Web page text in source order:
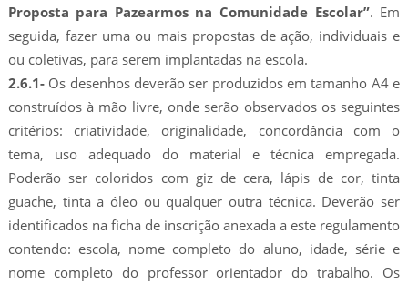
Proposta para Pazearmos na Comunidade Escolar”. Em
seguida, fazer uma ou mais propostas de ação, individuais e
ou coletivas, para serem implantadas na escola.
2.6.1- Os desenhos deverão ser produzidos em tamanho A4 e
construídos à mão livre, onde serão observados os seguintes
critérios: criatividade, originalidade, concordância com o
tema, uso adequado do material e técnica empregada.
Poderão ser coloridos com giz de cera, lápis de cor, tinta
guache, tinta a óleo ou qualquer outra técnica. Deverão ser
identificados na ficha de inscrição anexada a este regulamento
contendo: escola, nome completo do aluno, idade, série e
nome completo do professor orientador do trabalho. Os